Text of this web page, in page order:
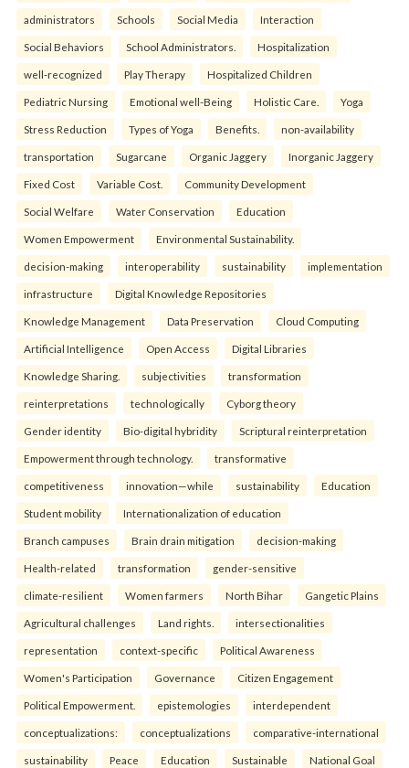
administrators Schools Social Media Interaction
Social Behaviors School Administrators. Hospitalization
well-recognized Play Therapy Hospitalized Children
Pediatric Nursing Emotional well-Being Holistic Care. Yoga
Stress Reduction Types of Yoga Benefits. non-availability
transportation Sugarcane Organic Jaggery Inorganic Jaggery
Fixed Cost Variable Cost. Community Development
Social Welfare Water Conservation Education
Women Empowerment Environmental Sustainability.
decision-making interoperability sustainability implementation
infrastructure Digital Knowledge Repositories
Knowledge Management Data Preservation Cloud Computing
Artificial Intelligence Open Access Digital Libraries
Knowledge Sharing. subjectivities transformation
reinterpreta⁠tions tec⁠hnologically Cyborg theory
Gender identity Bio-digital hybridity Scriptural reinterpretation
Empowerment through technology. transformative
competitiveness innovation—while sustainability Education
Student mobility Internationalization of education
Branch campuses Brain drain mitigation decision-making
Health-related transformation gender-sensitive
climate-resilient Women farmers North Bihar Gangetic Plains
Agricultural challenges Land rights. intersectionalities
representation context-specific Political Awareness
Women's Participation Governance Citizen Engagement
Political Empowerment. epistemologies interdependent
conceptualizations: conceptualizations comparative-international
sustainability Peace Education Sustainable National Goal